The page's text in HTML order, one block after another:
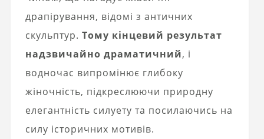
драпірування, відомі з античних
скульптур. Тому кінцевий результат
надзвичайно драматичний, і
водночас випромінює глибоку
жіночність, підкреслюючи природну
елегантність силуету та посилаючись на
силу історичних мотивів.